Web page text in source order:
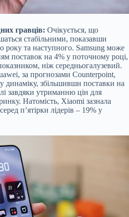
гравців: Очікується, що
стабільними, показавши
року та наступного. Samsung може
поставок на 4% у поточному році,
ніж середньогалузевий.
за прогнозами Counterpoint,
динаміку, збільшивши поставки на
завдяки утриманню цін для
Натомість, Xiaomi зазнала
п’ятірки лідерів – 19% у